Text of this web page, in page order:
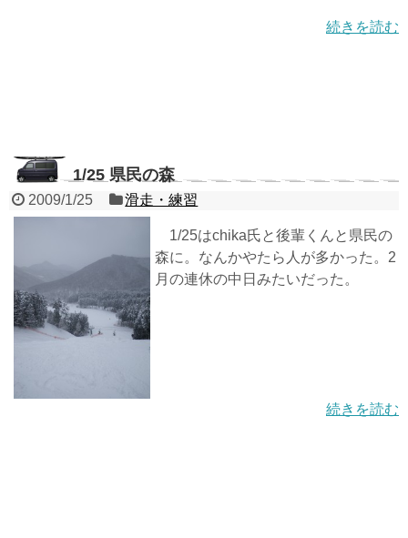
続きを読む
1/25 県民の森
2009/1/25 滑走・練習
1/25はchika氏と後輩くんと県民の
森に。なんかやたら人が多かった。2
月の連休の中日みたいだった。
続きを読む